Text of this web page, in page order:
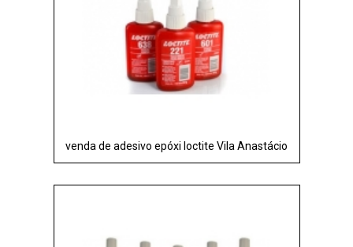
venda de adesivo epóxi loctite Vila Anastácio